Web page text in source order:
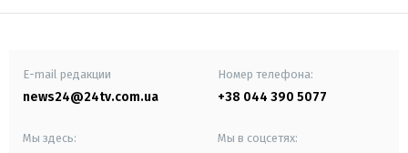
E-mail редакции
news24@24tv.com.ua
Номер телефона:
+38 044 390 5077
Мы здесь: Мы в соцсетях: